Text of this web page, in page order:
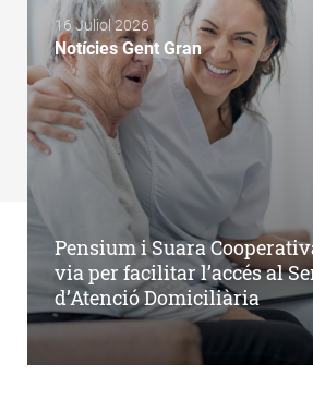
16 Juliol 2026
Notícies Gent Gran
Pensium i Suara
via per facilitar l’accés al
d’Atenció Domiciliària